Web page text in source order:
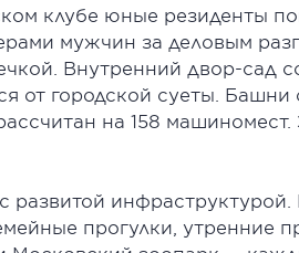
клубе юные резиденты
мужчин за деловым
Внутренний двор-сад
от городской суеты.
на 158 машиномест.
инфраструктурой.
прогулки, утренние